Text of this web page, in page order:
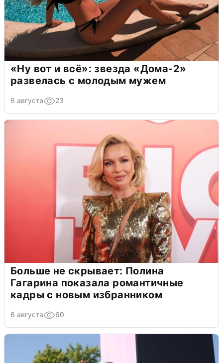
«Ну вот и всё»: звезда «Дома-2»
развелась с молодым мужем
6 августа 23
Больше не скрывает: Полина
Гагарина показала романтичные
кадры с новым избранником
6 августа 60